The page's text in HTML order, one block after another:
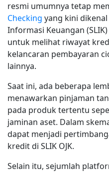
resmi umumnya tetap
Checking yang kini dikenal
Informasi Keuangan
untuk melihat riwayat
kelancaran pembayaran
lainnya.
Saat ini, ada beberapa
menawarkan pinjaman
pada produk tertentu
jaminan aset. Dalam
dapat menjadi
kredit di SLIK OJK.
Selain itu, sejumlah